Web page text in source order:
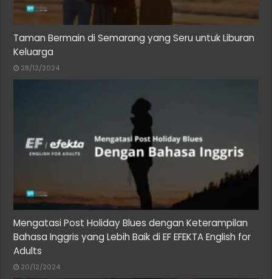
Taman Bermain di Semarang yang Seru untuk Liburan
Keluarga
28/12/2024
Mengatasi Post Holiday Blues dengan Keterampilan
Bahasa Inggris yang Lebih Baik di EF EFEKTA English for
Adults
20/12/2024